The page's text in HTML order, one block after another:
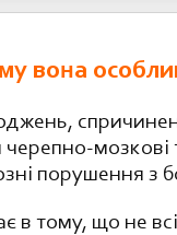
вона
порушення з
в тому, що не